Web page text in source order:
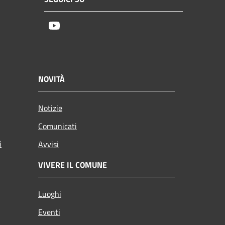
NOVITÀ
Notizie
Comunicati
Avvisi
VIVERE IL COMUNE
Luoghi
Eventi